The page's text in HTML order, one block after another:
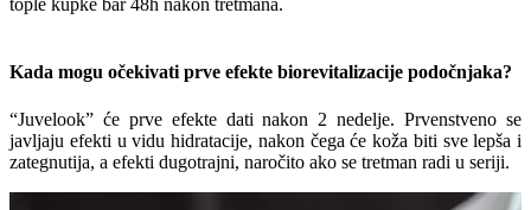
tople kupke bar 48h nakon tretmana.
Kada mogu očekivati prve efekte biorevitalizacije podočnjaka?
“Juvelook” će prve efekte dati nakon 2 nedelje. Prvenstveno se
javljaju efekti u vidu hidratacije, nakon čega će koža biti sve lepša i
zategnutija, a efekti dugotrajni, naročito ako se tretman radi u seriji.